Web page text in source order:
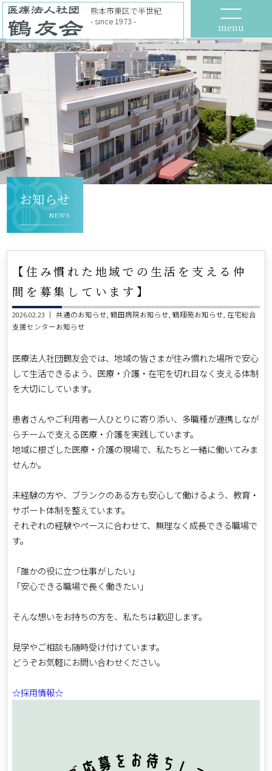
menu
熊本市東区で半世紀
- since 1973 -
お知らせ
NEWS
【住み慣れた地域での生活を支える仲
間を募集しています】
2026.02.23 ｜共通のお知らせ 鶴田病院お知らせ 鶴翔苑お知らせ 在宅総合
支援センターお知らせ
医療法人社団鶴友会では、地域の皆さまが住み慣れた場所で安心
して生活できるよう、医療・介護・在宅を切れ目なく支える体制
を大切にしています。
患者さんやご利用者一人ひとりに寄り添い、多職種が連携しなが
らチームで支える医療・介護を実践しています。
地域に根ざした医療・介護の現場で、私たちと一緒に働いてみま
せんか。
未経験の方や、ブランクのある方も安心して働けるよう、教育・
サポート体制を整えています。
それぞれの経験やペースに合わせて、無理なく成長できる職場で
す。
「誰かの役に立つ仕事がしたい」
「安心できる職場で長く働きたい」
そんな想いをお持ちの方を、私たちは歓迎します。
見学やご相談も随時受け付けています。
どうぞお気軽にお問い合わせください。
☆採用情報☆